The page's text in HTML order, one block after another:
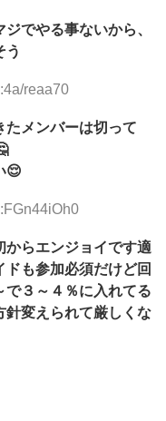
でやる事ないから、
う
reaa70
たメンバーは切って
😌
からエンジョイです適
も参加必須だけど回
３～４％に入れてる
針変えられて厳しくな